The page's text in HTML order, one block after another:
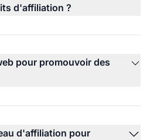
d'affiliation ?
pour promouvoir des
d'affiliation pour